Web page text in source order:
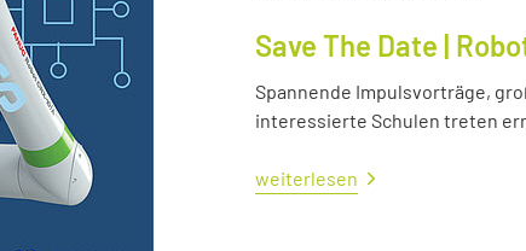
Save The Date |
Spannende Impulsvorträge,
interessierte Schulen treten
weiterlesen